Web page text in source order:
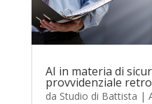
AI in materia di
provvidenziale
da Studio di Battista |